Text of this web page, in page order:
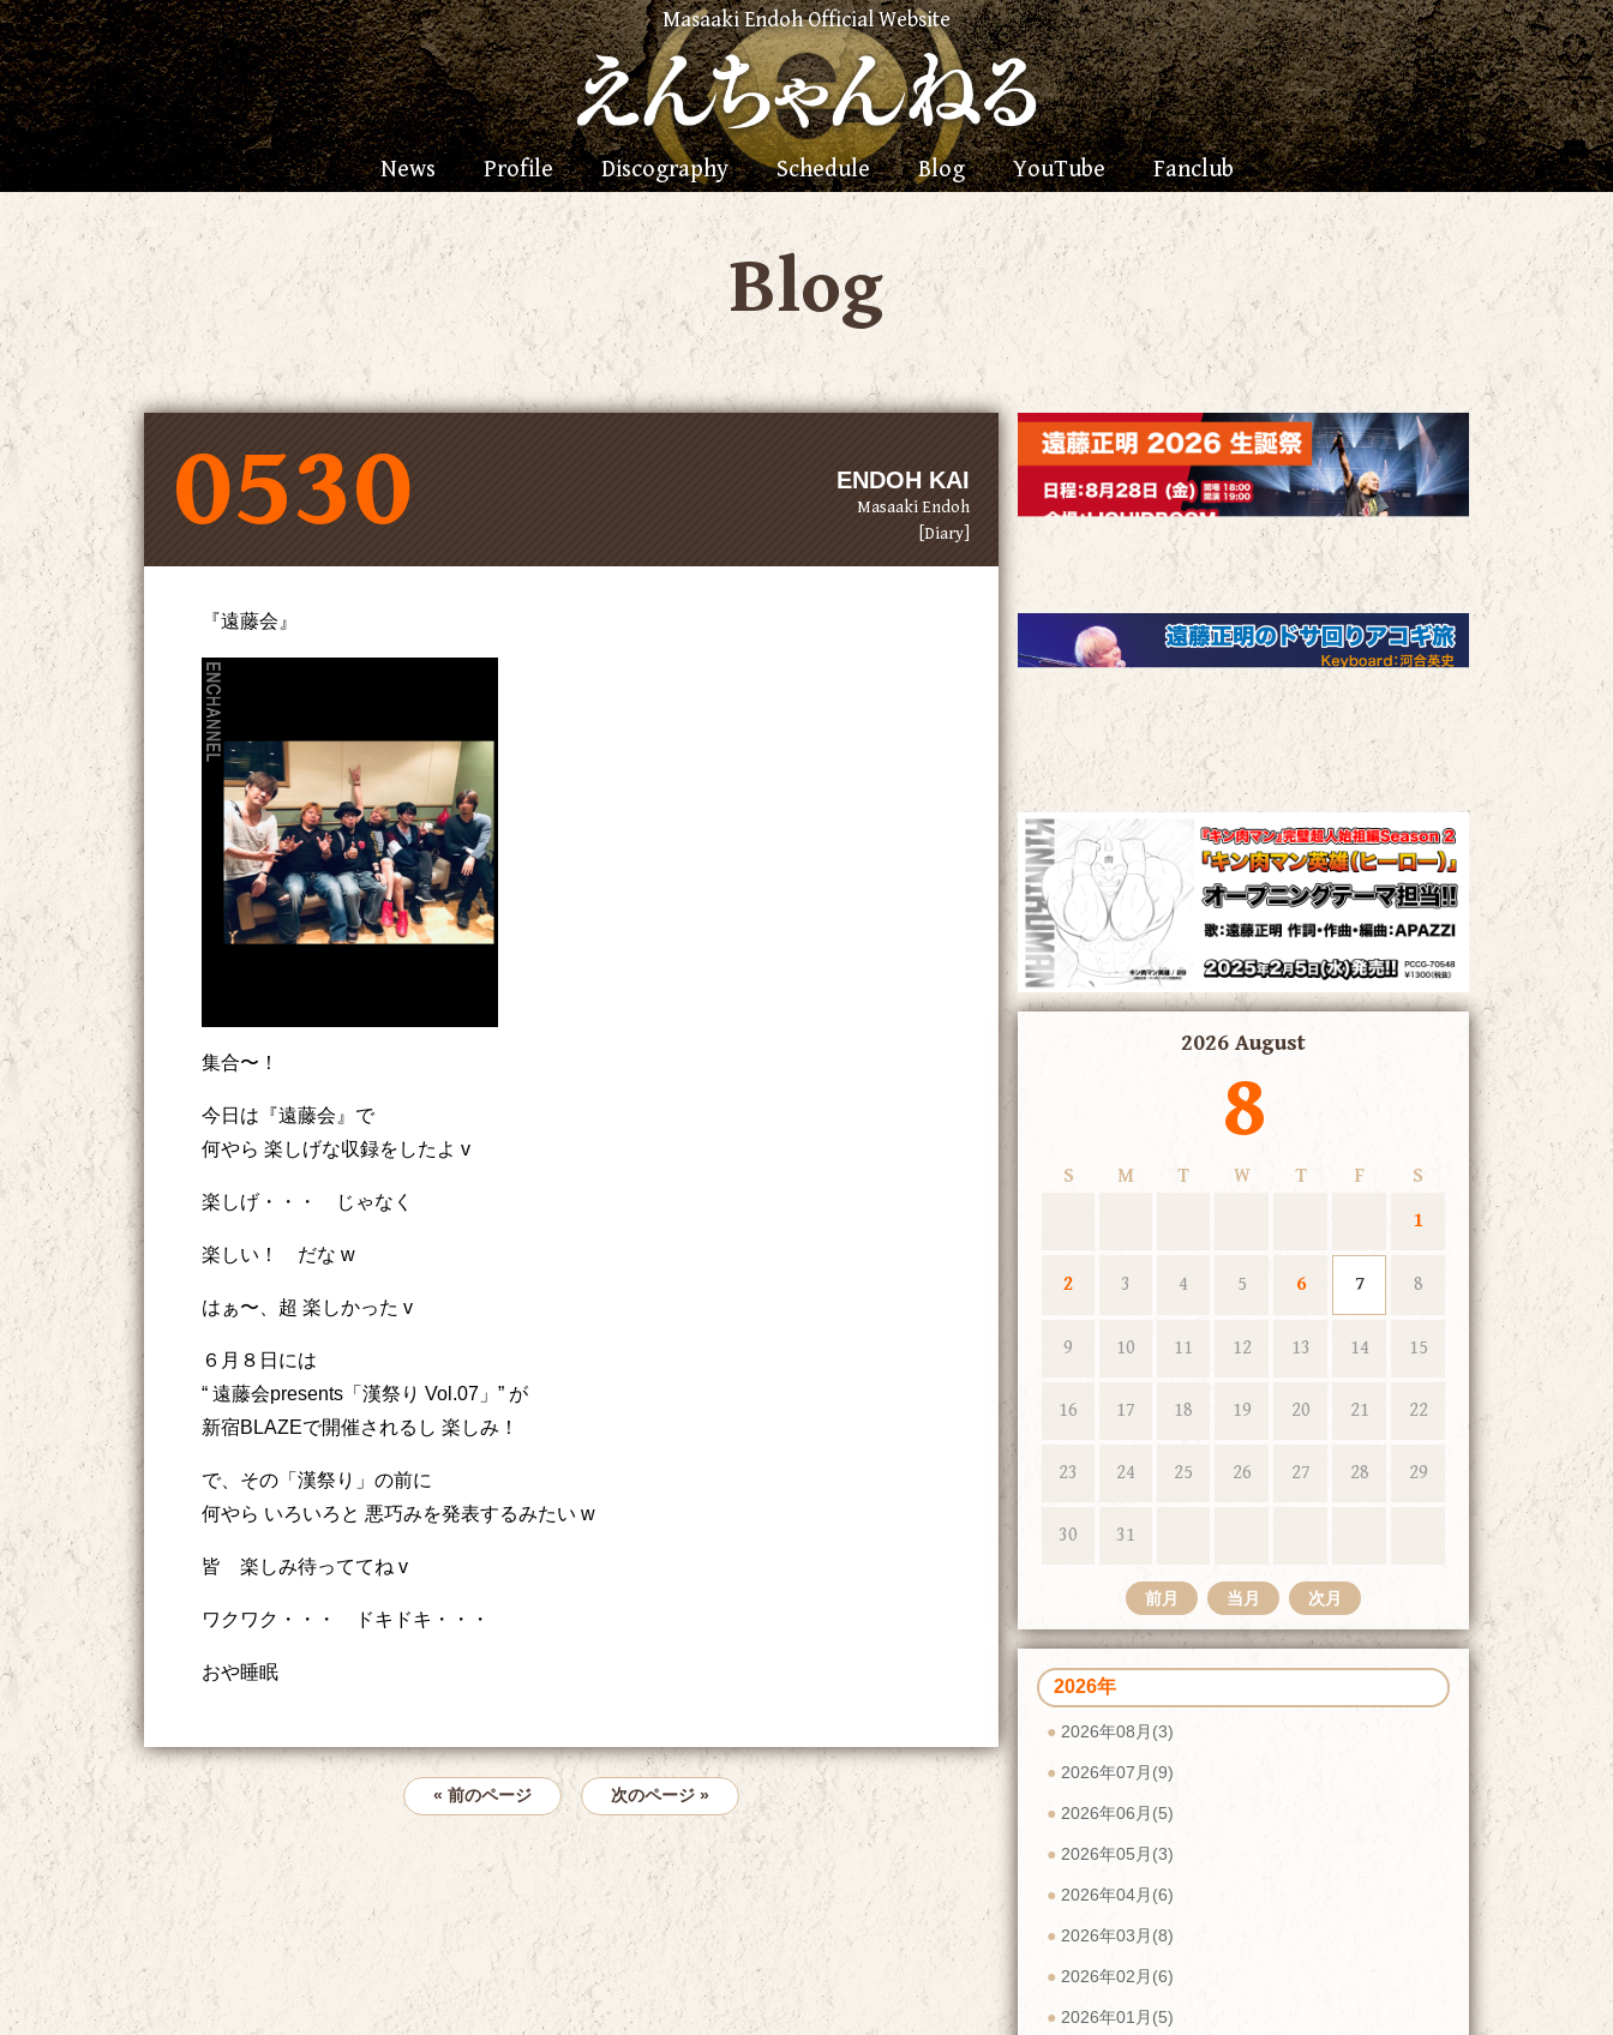
Masaaki Endoh Official Website
News Profile Discography Schedule Blog YouTube Fanclub
Blog
0530 ENDOH KAI
Masaaki Endoh
[Diary]
『遠藤会』
集合〜！
今日は『遠藤会』で
何やら 楽しげな収録をしたよ v
楽しげ・・・ じゃなく
楽しい！ だな w
はぁ〜、超 楽しかった v
６月８日には
“ 遠藤会presents「漢祭り Vol.07」” が
新宿BLAZEで開催されるし 楽しみ！
で、その「漢祭り」の前に
何やら いろいろと 悪巧みを発表するみたい w
皆 楽しみ待っててね v
ワクワク・・・ ドキドキ・・・
おや睡眠
« 前のページ 次のページ »
2026 August
8
S M T W T F
S
1
2 3 4 5 6 7 8
9 10 11 12 13 14 15
16 17 18 19 20 21 22
23 24 25 26 27 28 29
30 31
前月 当月 次月
2026年
2026年08月(3)
2026年07月(9)
2026年06月(5)
2026年05月(3)
2026年04月(6)
2026年03月(8)
2026年02月(6)
2026年01月(5)